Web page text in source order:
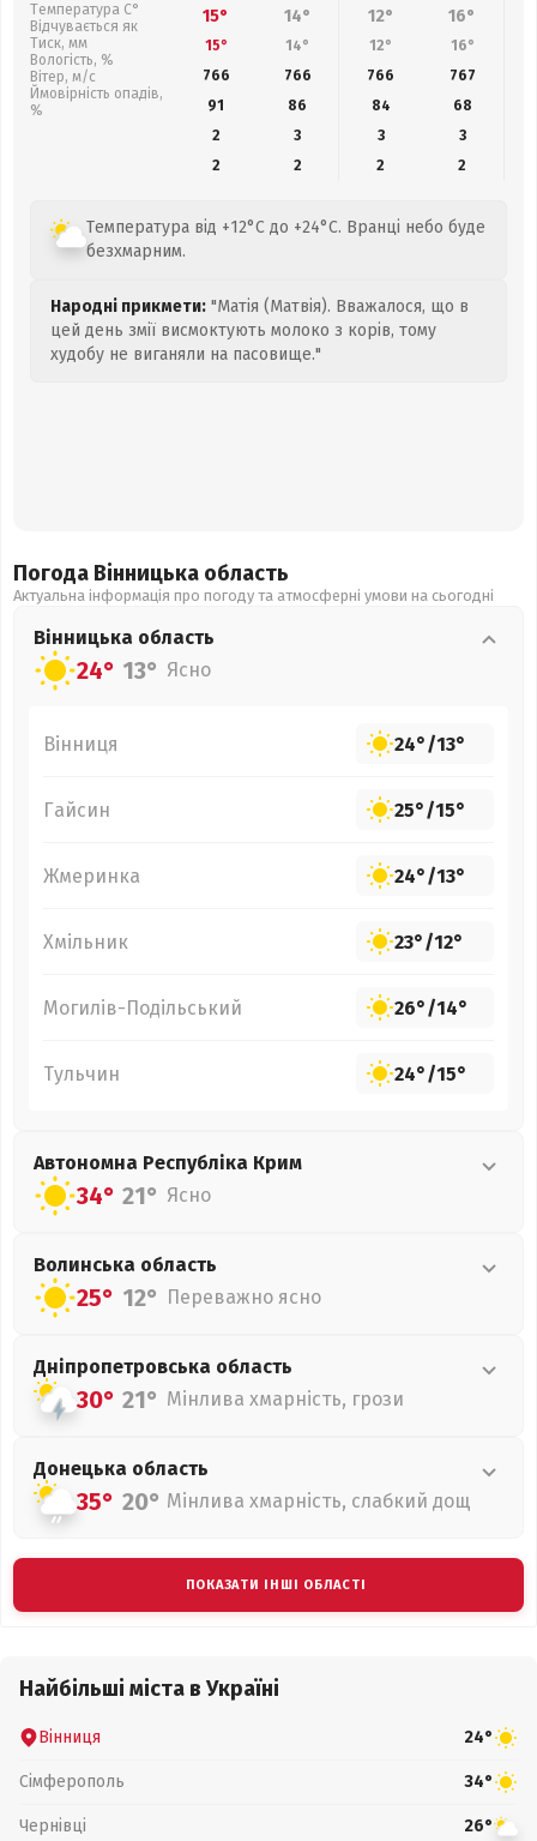
Температура С°
Відчувається як
Тиск, мм
Вологість, %
Вітер, м/с
Ймовірність опадів,
%
15° 14° 12° 16°
15° 14° 12° 16°
766
766 766 767
91
86 84 68
2
3 3
3
2
2 2 2
Температура від +12°C до +24°C. Вранці небо буде
безхмарним.
Народні прикмети: "Матія (Матвія). Вважалося, що в
цей день змії висмоктують молоко з корів, тому
худобу не виганяли на пасовище."
Погода Вінницька область
Актуальна інформація про погоду та атмосферні умови на сьогодні
Вінницька область
24° 13° Ясно
Вінниця 24°/13°
Гайсин 25°/15°
Жмеринка 24°/13°
Хмільник 23°/12°
Могилів-Подільський 26°/14°
Тульчин 24°/15°
Автономна Республіка Крим
34° 21° Ясно
Волинська область
25° 12° Переважно ясно
Дніпропетровська область
30° 21° Мінлива хмарність, грози
Донецька область
35° 20° Мінлива хмарність, слабкий дощ
ПОКАЗАТИ ІНШІ ОБЛАСТІ
Найбільші міста в Україні
Вінниця 24°
Сімферополь 34°
Чернівці 26°